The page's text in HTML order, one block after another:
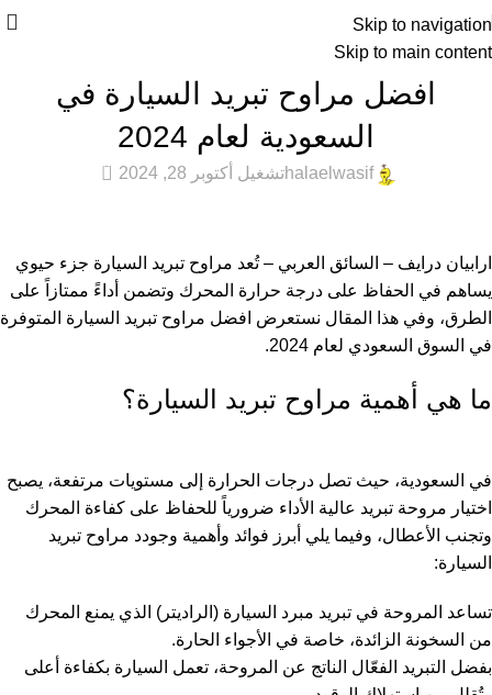
Skip to navigation
Skip to main content
افضل مراوح تبريد السيارة في
السعودية لعام 2024
halaelwasifتشغيل أكتوبر 28, 2024 0
ارابيان درايف – السائق العربي – تُعد مراوح تبريد السيارة جزء حيوي
يساهم في الحفاظ على درجة حرارة المحرك وتضمن أداءً ممتازاً على
الطرق، وفي هذا المقال نستعرض افضل مراوح تبريد السيارة المتوفرة
في السوق السعودي لعام 2024.
ما هي أهمية مراوح تبريد السيارة؟
في السعودية، حيث تصل درجات الحرارة إلى مستويات مرتفعة، يصبح
اختيار مروحة تبريد عالية الأداء ضرورياً للحفاظ على كفاءة المحرك
وتجنب الأعطال، وفيما يلي أبرز فوائد وأهمية وجودد مراوح تبريد
السيارة:
تساعد المروحة في تبريد مبرد السيارة (الراديتر) الذي يمنع المحرك
من السخونة الزائدة، خاصة في الأجواء الحارة.
بفضل التبريد الفعّال الناتج عن المروحة، تعمل السيارة بكفاءة أعلى